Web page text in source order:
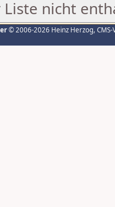
nicht
© 2006-2026 Heinz Herzog,